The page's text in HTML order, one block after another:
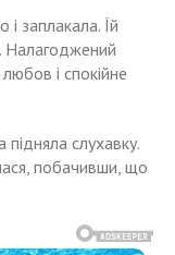
і заплакала. Їй
Налагоджений
і спокійне
підняла слухавку.
побачивши, що